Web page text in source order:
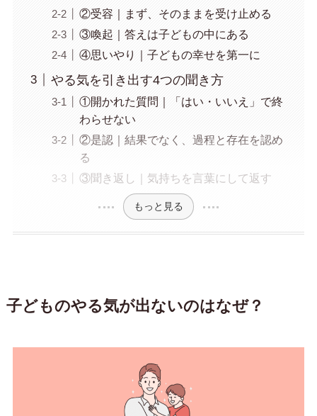
②受容｜まず、そのままを受け止める
③喚起｜答えは子どもの中にある
④思いやり｜子どもの幸せを第一に
やる気を引き出す4つの聞き方
①開かれた質問｜「はい・いいえ」で終
わらせない
②是認｜結果でなく、過程と存在を認め
る
③聞き返し｜気持ちを言葉にして返す
もっと見る
子どものやる気が出ないのはなぜ？